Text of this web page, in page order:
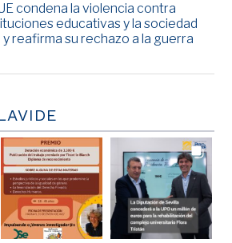
condena la violencia contra
educativas y la sociedad
y reafirma su rechazo a la guerra